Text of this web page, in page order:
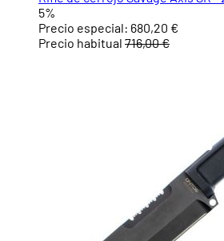
5%
Precio especial: 680,20 €
Precio habitual 716,00 €